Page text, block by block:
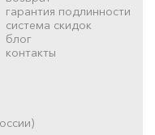
гарантия подлинности
система скидок
блог
контакты